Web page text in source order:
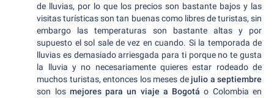
de lluvias, por lo que los precios son bastante bajos y las
visitas turísticas son tan buenas como libres de turistas, sin
embargo las temperaturas son bastante altas y por
supuesto el sol sale de vez en cuando. Si la temporada de
lluvias es demasiado arriesgada para ti porque no te gusta
la lluvia y no necesariamente quieres estar rodeado de
muchos turistas, entonces los meses dejulio a septiembre
son los mejores para un viaje a Bogotá o Colombia en